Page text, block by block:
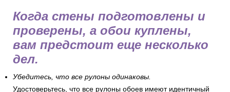
Когда стены подготовлены и
проверены, а обои куплены,
вам предстоит еще несколько
дел.
Убедитесь, что все рулоны одинаковы.
Удостоверьтесь, что все рулоны обоев имеют идентичный